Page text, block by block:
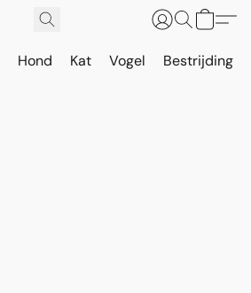
Hond Kat Vogel Bestrijding